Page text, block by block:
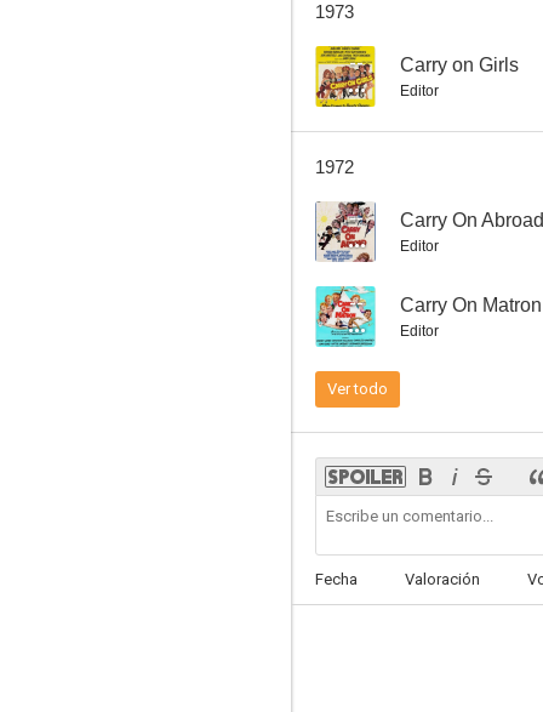
--
--
1973
-- Carry on Girls
Editor
1972
-- Carry On Abroad
Editor
-- Carry On Matron
Editor
Ver todo
Fecha Valoración